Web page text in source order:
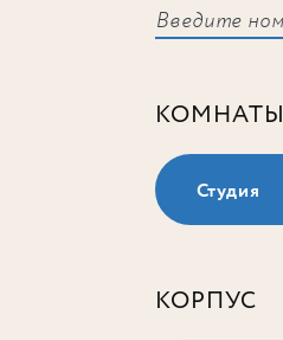
КОМНАТЫ
Студия
КОРПУС